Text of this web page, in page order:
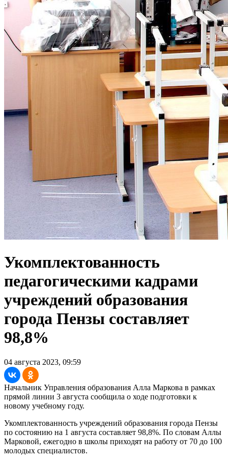
Укомплектованность
педагогическими кадрами
учреждений образования
города Пензы составляет
98,8%
04 августа 2023, 09:59
Начальник Управления образования Алла Маркова в рамках
прямой линии 3 августа сообщила о ходе подготовки к
новому учебному году.
Укомплектованность учреждений образования города Пензы
по состоянию на 1 августа составляет 98,8%. По словам Аллы
Марковой, ежегодно в школы приходят на работу от 70 до 100
молодых специалистов.